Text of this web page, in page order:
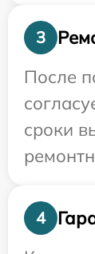
3
После
сроки
4